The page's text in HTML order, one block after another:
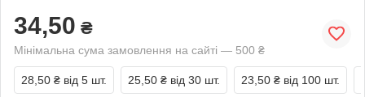
34,50 ₴
Мінімальна сума замовлення на сайті — 500 ₴
28,50 ₴ від 5 шт. 25,50 ₴ від 30 шт. 23,50 ₴ від 100 шт.